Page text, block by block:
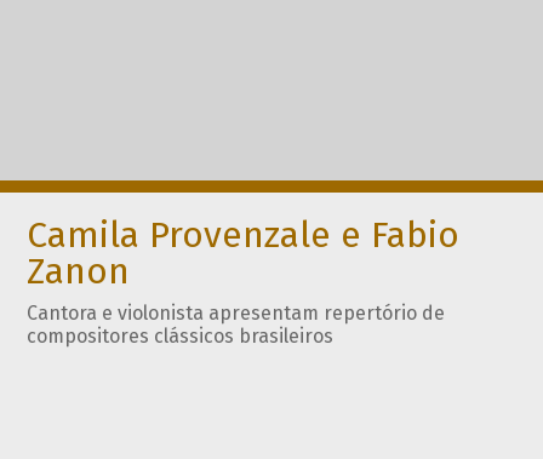
Camila Provenzale e Fabio
Zanon
Cantora e violonista apresentam repertório de
compositores clássicos brasileiros